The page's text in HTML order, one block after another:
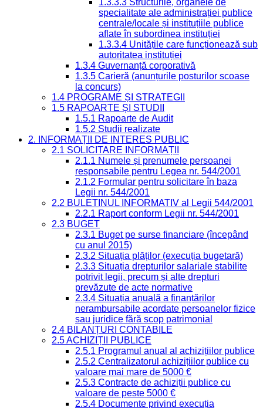
1.3.3.3 Structurile, organele de
specialitate ale administrației publice
centrale/locale și instituțiile publice
aflate în subordinea instituției
1.3.3.4 Unitățile care funcționează sub
autoritatea instituției
1.3.4 Guvernanță corporativă
1.3.5 Carieră (anunțurile posturilor scoase
la concurs)
1.4 PROGRAME ȘI STRATEGII
1.5 RAPOARTE ȘI STUDII
1.5.1 Rapoarte de Audit
1.5.2 Studii realizate
2. INFORMAȚII DE INTERES PUBLIC
2.1 SOLICITARE INFORMAȚII
2.1.1 Numele și prenumele persoanei
responsabile pentru Legea nr. 544/2001
2.1.2 Formular pentru solicitare în baza
Legii nr. 544/2001
2.2 BULETINUL INFORMATIV al Legii 544/2001
2.2.1 Raport conform Legii nr. 544/2001
2.3 BUGET
2.3.1 Buget pe surse financiare (începând
cu anul 2015)
2.3.2 Situația plăților (execuția bugetară)
2.3.3 Situația drepturilor salariale stabilite
potrivit legii, precum și alte drepturi
prevăzute de acte normative
2.3.4 Situația anuală a finanțărilor
nerambursabile acordate persoanelor fizice
sau juridice fără scop patrimonial
2.4 BILANȚURI CONTABILE
2.5 ACHIZIȚII PUBLICE
2.5.1 Programul anual al achizițiilor publice
2.5.2 Centralizatorul achizițiilor publice cu
valoare mai mare de 5000 €
2.5.3 Contracte de achiziții publice cu
valoare de peste 5000 €
2.5.4 Documente privind execuția